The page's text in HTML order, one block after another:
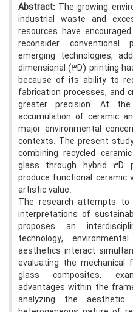
Abstract: The growing
industrial waste and
resources have
reconsider conventional
emerging technologies,
dimensional (3D) printing
because of its ability to
fabrication processes, and
greater precision. At
accumulation of ceramic
major environmental
contexts. The present
combining recycled
glass through hybrid 3D
produce functional
artistic value.
The research attempts to
interpretations of
proposes an
technology,
aesthetics interact
evaluating the mechanical
glass composites,
advantages within the
analyzing the